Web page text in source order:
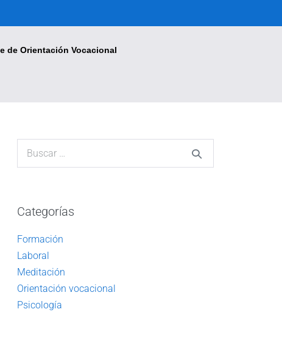
de Orientación Vocacional
Categorías
Formación
Laboral
Meditación
Orientación vocacional
Psicología